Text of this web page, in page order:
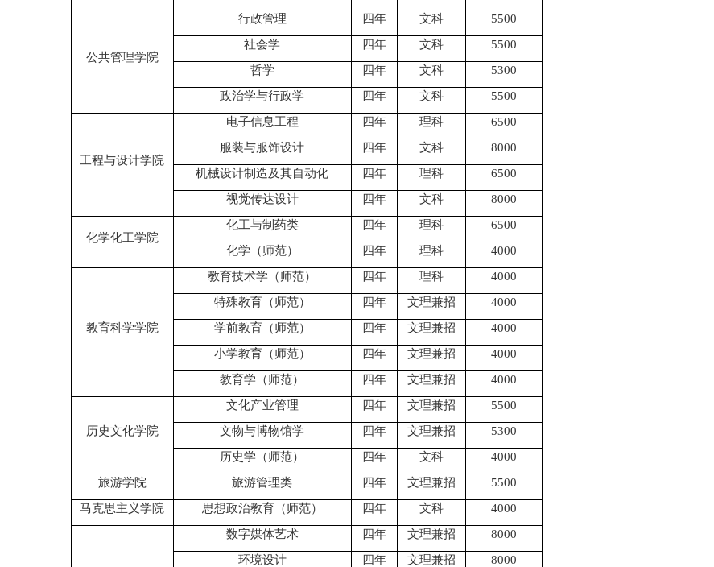
公共管理学院
行政管理 四年 文科
5500
社会学
四年 文科
5500
哲学
四年 文科
5300
政治学与行政学
四年 文科 5500
工程与设计学院
电子信息工程 四年 理科
6500
服装与服饰设计
四年 文科
8000
机械设计制造及其自动化
四年 理科
6500
视觉传达设计
四年 文科 8000
化学化工学院
化工与制药类 四年 理科
6500
化学（师范）
四年 理科 4000
教育科学学院
教育技术学（师范） 四年 理科
4000
特殊教育（师范）
四年 文理兼招
4000
学前教育（师范）
四年 文理兼招
4000
小学教育（师范）
四年 文理兼招
4000
教育学（师范）
四年 文理兼招 4000
历史文化学院
文化产业管理 四年 文理兼招
5500
文物与博物馆学
四年 文理兼招
5300
历史学（师范）
四年 文科
4000
旅游学院
旅游管理类 四年 文理兼招
5500
马克思主义学院
思想政治教育（师范） 四年 文科 4000
数字媒体艺术 四年 文理兼招
8000
环境设计
四年 文理兼招
8000